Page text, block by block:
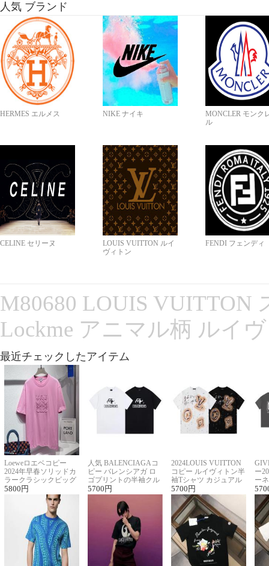
人気 ブランド
HERMES エルメス NIKE ナイキ
MONCLER モンク
ル
CELINE セリーヌ
LOUIS VUITTON ルイ
ヴィトン
FENDI フェンディ
M80680 LOUIS VUITTON
Lockme アニマル柄 ルイ
最近チェックしたアイテム
Loeweロエベコピー
2024年早春ソリッドカ
ラークラシックビッグ
ロゴ刺繍Tシャツ
5800 円
人気 BALENCIAGAコ
ピー バレンシアガ ロ
ゴプリントの半袖クル
ーネックTシャツ
5700 円
2024LOUIS VUITTON
コピー ルイヴィトン半
袖Tシャツ カジュアル
に馴染む 2色展開
5700 円
ー
ー
ー